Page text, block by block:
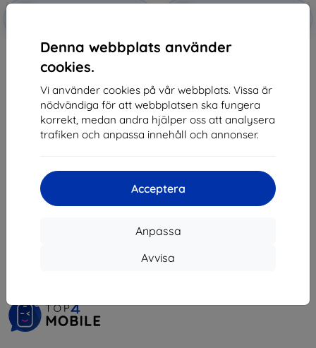
Denna webbplats använder
cookies.
Vi använder cookies på vår webbplats. Vissa är
nödvändiga för att webbplatsen ska fungera
korrekt, medan andra hjälper oss att analysera
trafiken och anpassa innehåll och annonser.
Acceptera
Anpassa
Avvisa
Rabatt
3MK Foil ARC Huawei Watch Fit
Elegant Fullscreen Foil
147 kr
132 kr
I lager > 5 st
Rabatt
3MK Foil ARC Huawei Watch Fit
132 kr
I lager 1 st